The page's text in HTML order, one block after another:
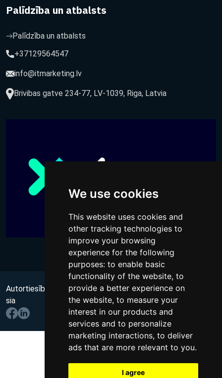
We use cookies
This website uses cookies and
other tracking technologies to
improve your browsing
experience for the following
purposes: to enable basic
functionality of the website, to
provide a better experience on
the website, to measure your
interest in our products and
services and to personalize
marketing interactions, to deliver
ads that are more relevant to you.
I agree
Palīdzība un atbalsts
Palīdzība un atbalsts
+37129564547
info@itmarketing.lv
Brivibas gatve 234-77, LV-1039, Riga, Latvia
Autortiesības @ 2026 Visas tiesības aizsargātas no Wups,
sia